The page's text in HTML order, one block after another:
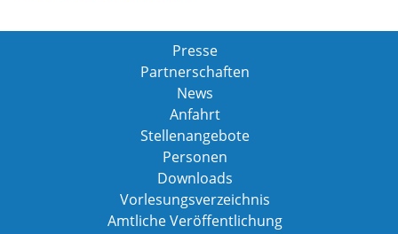
Presse
Partnerschaften
News
Anfahrt
Stellenangebote
Personen
Downloads
Vorlesungsverzeichnis
Amtliche Veröffentlichung